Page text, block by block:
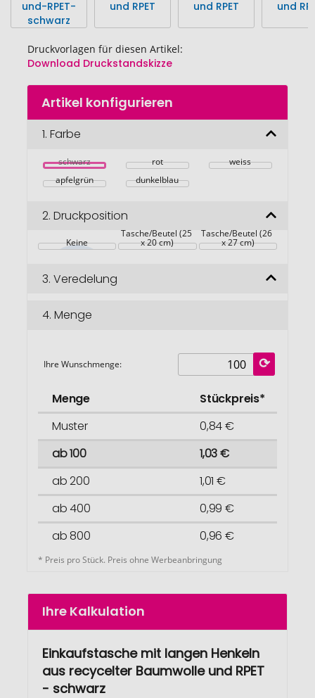
Druckvorlagen für diesen Artikel:
Download Druckstandskizze
Zum
Anfang
Bildgalerie
Artikel konfigurieren
1. Farbe
schwarz rot
weiss
apfelgrün
dunkelblau
2. Druckposition
Keine
Tasche/Beutel (25
x 20 cm)
Tasche/Beutel (26
x 27 cm)
3. Veredelung
4. Menge
Ihre Wunschmenge:
Menge
Stückpreis*
Muster
0,84 €
ab 100
1,03 €
ab 200
1,01 €
ab 400
0,99 €
ab 800
0,96 €
* Preis pro Stück. Preis ohne Werbeanbringung
Ihre Kalkulation
Einkaufstasche mit langen Henkeln
aus recycelter Baumwolle und RPET
- schwarz